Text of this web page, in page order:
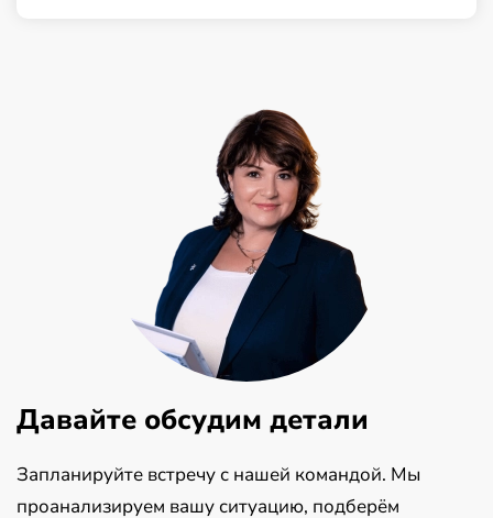
Давайте обсудим детали
Запланируйте встречу с нашей командой. Мы
проанализируем вашу ситуацию, подберём